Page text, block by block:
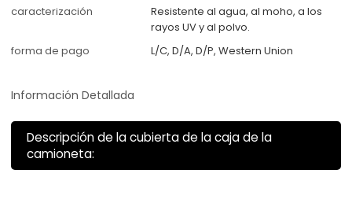
caracterización
Resistente al agua, al moho, a los
rayos UV y al polvo.
forma de pago
L/C, D/A, D/P, Western Union
Información Detallada
Descripción de la cubierta de la caja de la
camioneta: